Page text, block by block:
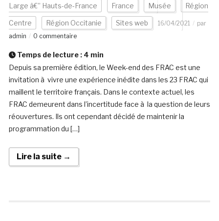
Large â€” Hauts-de-France France Musée Région
Centre Région Occitanie Sites web 16/04/2021
par
admin
0 commentaire
Temps de lecture : 4 min
Depuis sa première édition, le Week-end des FRAC est une
invitation à vivre une expérience inédite dans les 23 FRAC qui
maillent le territoire français. Dans le contexte actuel, les
FRAC demeurent dans l’incertitude face à la question de leurs
réouvertures. Ils ont cependant décidé de maintenir la
programmation du […]
Lire la suite →